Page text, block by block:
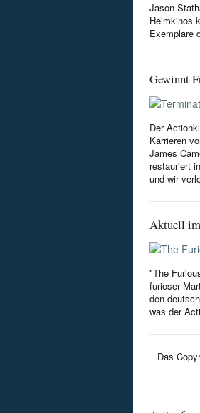
Jason
Heimkinos
Exemplare
Gewinnt
Der
Karrieren
James
restauriert
und wir
Aktuell
"The
furioser
den
was der
Das